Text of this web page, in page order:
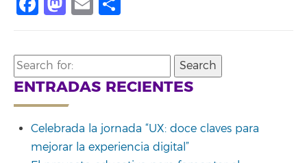
Search
for:
ENTRADAS RECIENTES
Celebrada la jornada “UX: doce claves para
mejorar la experiencia digital”